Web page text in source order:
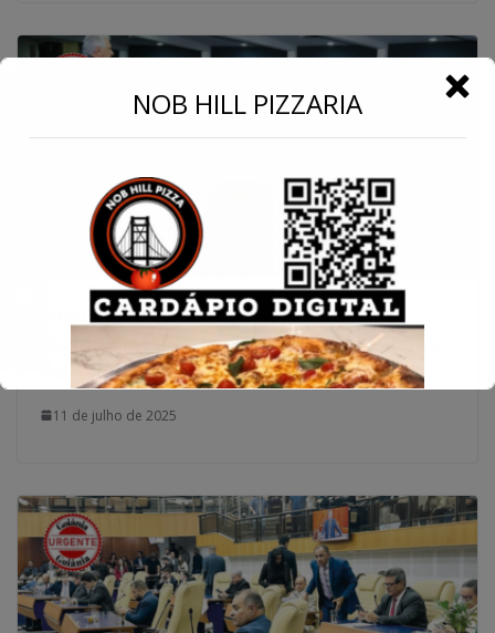
Goiás inaugura nova etapa da
regionalização da saúde com expansão
do Samu e consórcio intermunicipal
11 de julho de 2025
NOB HILL PIZZARIA